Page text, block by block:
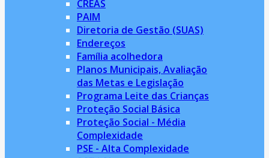
CREAS
PAIM
Diretoria de Gestão (SUAS)
Endereços
Família acolhedora
Planos Municipais, Avaliação
das Metas e Legislação
Programa Leite das Crianças
Proteção Social Básica
Proteção Social - Média
Complexidade
PSE - Alta Complexidade